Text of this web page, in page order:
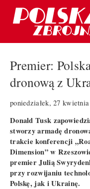
Premier:
dronową z
poniedziałek, 27
Donald Tusk
stworzy armadę
trakcie konferencji
Dimension” w
premier Julią
przy rozwijaniu
Polskę, jak i Ukrainę.